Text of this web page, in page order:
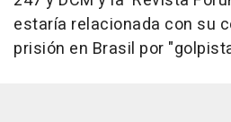
estaría relacionada con su
prisión en Brasil por